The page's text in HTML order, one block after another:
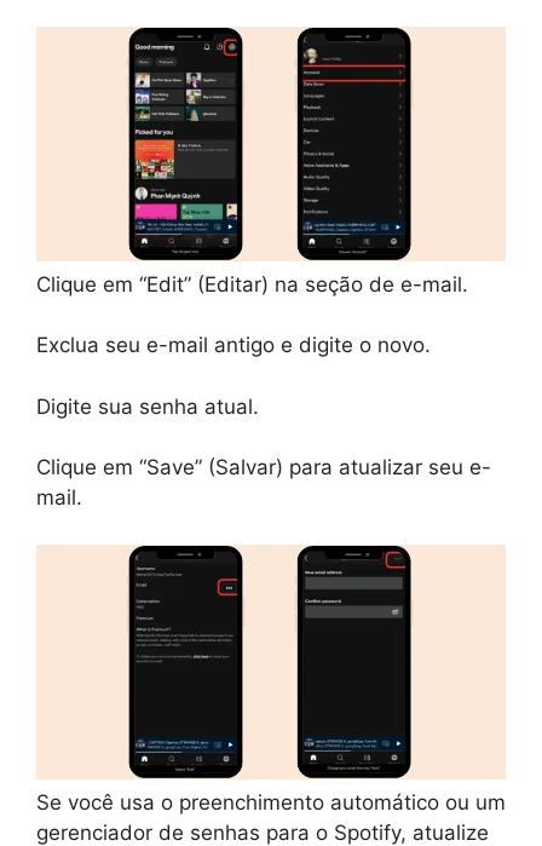
Clique em “Edit” (Editar) na seção de e-mail.
Exclua seu e-mail antigo e digite o novo.
Digite sua senha atual.
Clique em “Save” (Salvar) para atualizar seu e-
mail.
Se você usa o preenchimento automático ou um
gerenciador de senhas para o Spotify, atualize